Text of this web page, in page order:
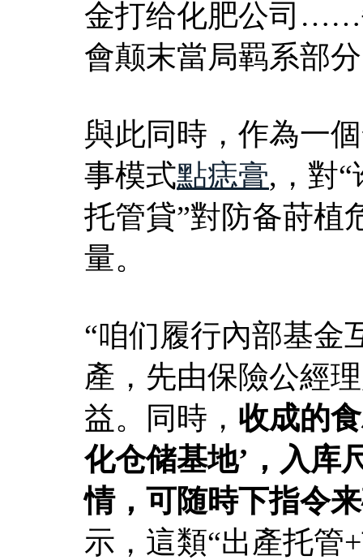
金打给化肥公司……
會颠末當局羁系部
與此同時，作為一
事模式點痣膏,，對
托管貸”對防备莳植
量。
“咱们履行內部基金
產，先由保險公經
益。同時， 收成的
化仓储基地’，入库
情，可随時下指令
示，這類“出產托管